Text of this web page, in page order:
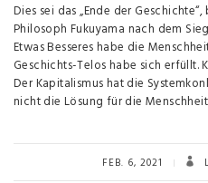
Dies sei das „Ende der
Philosoph Fukuyama nach dem
Etwas Besseres habe die
Geschichts-Telos habe sich erfüllt.
Der Kapitalismus hat die
nicht die Lösung für die
FEB. 6, 2021